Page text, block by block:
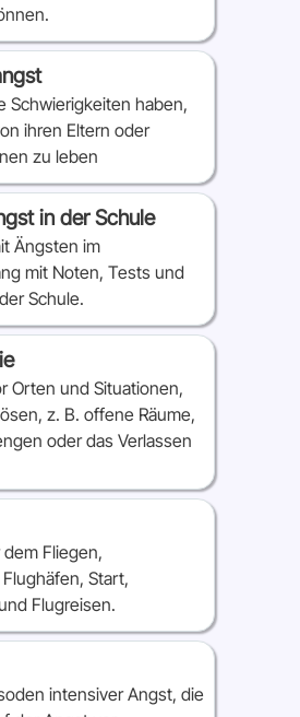
Schwierigkeiten haben,
ihren Eltern oder
zu leben
in der Schule
Ängsten im
mit Noten, Tests und
Schule.
Orten und Situationen,
z. B. offene Räume,
oder das Verlassen
Fliegen,
Start,
Flugreisen.
intensiver Angst, die